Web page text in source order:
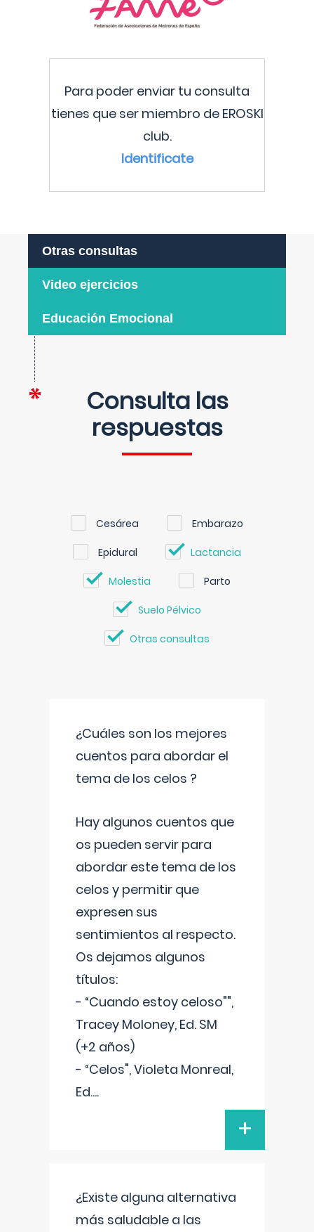
Para poder enviar tu consulta
tienes que ser miembro de EROSKI
club.
Identificate
Otras consultas
Video ejercicios
Educación Emocional
Consulta las
respuestas
Cesárea Embarazo
Epidural Lactancia
Molestia Parto
Suelo Pélvico
Otras consultas
¿Cuáles son los mejores
cuentos para abordar el
tema de los celos ?
Hay algunos cuentos que
os pueden servir para
abordar este tema de los
celos y permitir que
expresen sus
sentimientos al respecto.
Os dejamos algunos
títulos:
- “Cuando estoy celoso"",
Tracey Moloney, Ed. SM
(+2 años)
- “Celos", Violeta Monreal,
Ed....
+
¿Existe alguna alternativa
más saludable a las